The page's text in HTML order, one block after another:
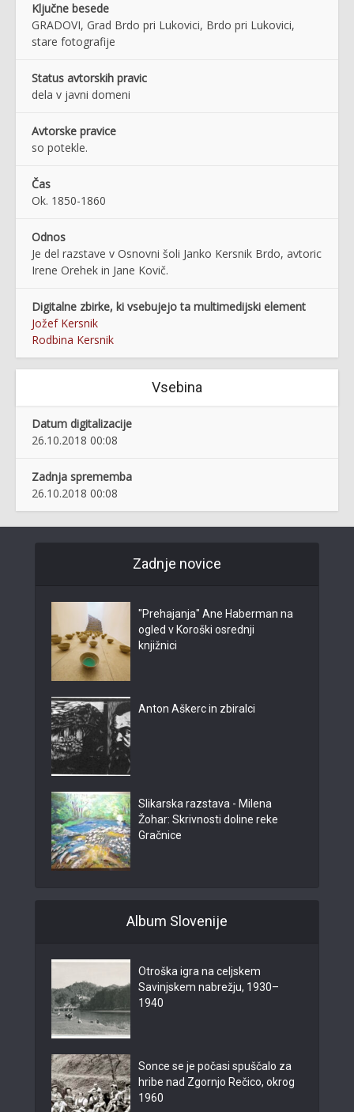
Ključne besede
GRADOVI, Grad Brdo pri Lukovici, Brdo pri Lukovici,
stare fotografije
Status avtorskih pravic
dela v javni domeni
Avtorske pravice
so potekle.
Čas
Ok. 1850-1860
Odnos
Je del razstave v Osnovni šoli Janko Kersnik Brdo, avtoric
Irene Orehek in Jane Kovič.
Digitalne zbirke, ki vsebujejo ta multimedijski element
Jožef Kersnik
Rodbina Kersnik
Vsebina
Datum digitalizacije
26.10.2018 00:08
Zadnja sprememba
26.10.2018 00:08
Zadnje novice
"Prehajanja" Ane Haberman na
ogled v Koroški osrednji
knjižnici
Anton Aškerc in zbiralci
Slikarska razstava - Milena
Žohar: Skrivnosti doline reke
Gračnice
Album Slovenije
Otroška igra na celjskem
Savinjskem nabrežju, 1930–
1940
Sonce se je počasi spuščalo za
hribe nad Zgornjo Rečico, okrog
1960